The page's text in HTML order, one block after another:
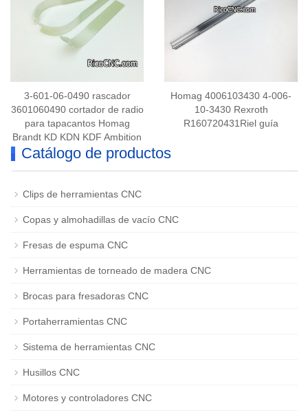
3-601-06-0490 rascador
3601060490 cortador de radio
para tapacantos Homag
Brandt KD KDN KDF Ambition
Homag 4006103430 4-006-
10-3430 Rexroth
R160720431Riel guía
Catálogo de productos
Clips de herramientas CNC
Copas y almohadillas de vacío CNC
Fresas de espuma CNC
Herramientas de torneado de madera CNC
Brocas para fresadoras CNC
Portaherramientas CNC
Sistema de herramientas CNC
Husillos CNC
Motores y controladores CNC